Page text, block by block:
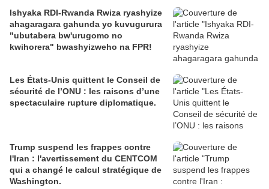
Ishyaka RDI-Rwanda Rwiza ryashyize
ahagaragara gahunda yo kuvugurura
"ubutabera bw'urugomo no
kwihorera" bwashyizweho na FPR!
Les États-Unis quittent le Conseil de
sécurité de l’ONU : les raisons d’une
spectaculaire rupture diplomatique.
Trump suspend les frappes contre
l'Iran : l'avertissement du CENTCOM
qui a changé le calcul stratégique de
Washington.